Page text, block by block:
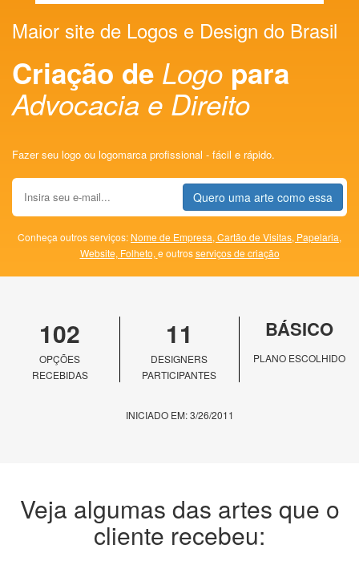
Maior site de Logos e Design do Brasil
Criação de Logo para
Advocacia e Direito
Fazer seu logo ou logomarca profissional - fácil e rápido.
Quero uma arte como essa
Conheça outros serviços: Nome de Empresa, Cartão de Visitas, Papelaria,
Website, Folheto, e outrosserviços de criação
102
OPÇÕES
RECEBIDAS
11
DESIGNERS
PARTICIPANTES
BÁSICO
PLANO ESCOLHIDO
INICIADO EM: 3/26/2011
Veja algumas das artes que o
cliente recebeu: